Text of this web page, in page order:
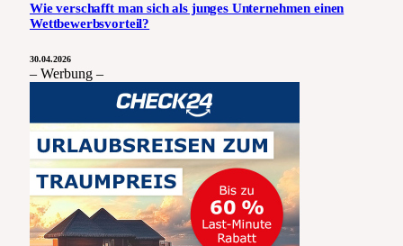
Wie verschafft man sich als junges Unternehmen einen
Wettbewerbsvorteil?
30.04.2026
– Werbung –